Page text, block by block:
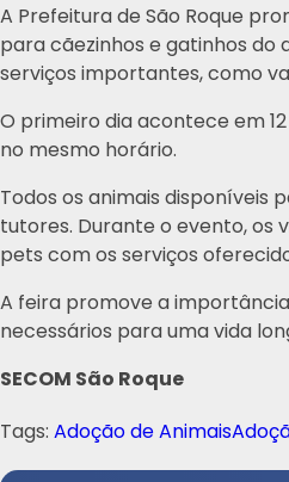
A Prefeitura de São Roque
para cãezinhos e gatinhos
serviços importantes, como
O primeiro dia acontece em
no mesmo horário.
Todos os animais disponíveis
tutores. Durante o evento, os
pets com os serviços
A feira promove a
necessários para uma vida
SECOM São Roque
Tags: Adoção de Animais